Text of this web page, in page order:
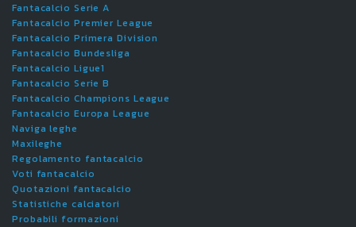
Fantacalcio Serie A
Fantacalcio Premier League
Fantacalcio Primera Division
Fantacalcio Bundesliga
Fantacalcio Ligue1
Fantacalcio Serie B
Fantacalcio Champions League
Fantacalcio Europa League
Naviga leghe
Maxileghe
Regolamento fantacalcio
Voti fantacalcio
Quotazioni fantacalcio
Statistiche calciatori
Probabili formazioni